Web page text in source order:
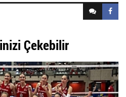
Çekebilir